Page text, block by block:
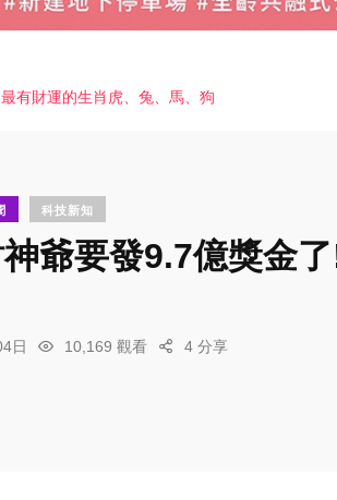
有財運的生肖虎、兔、馬、狗
科技新知
爺要發9.7億獎金
日 10,169 觀看 4 分享